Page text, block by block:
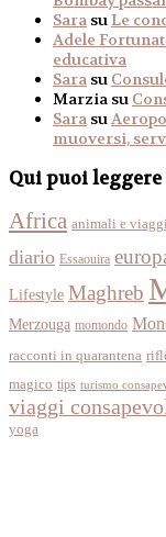
Sara suLe
Adele
educativa
Sara su
Marzia su
Sara su
muoversi,
Qui puoi leggere
Africa animali e viaggi
diario Essaouira
Lifestyle Maghreb
Merzouga momondo
racconti in quarantena
magico tips turismo
viaggi
yoga